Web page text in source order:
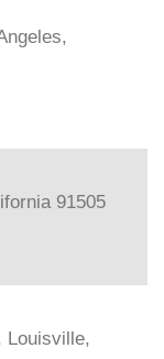
91505
Louisville,